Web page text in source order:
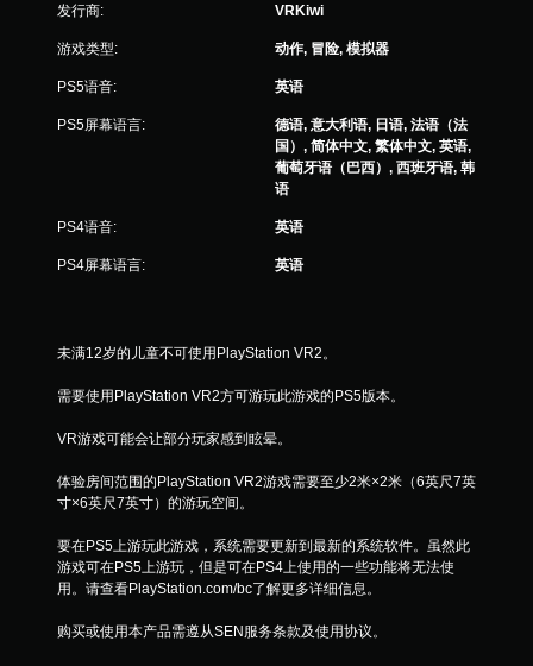
发行商: VRKiwi
游戏类型: 动作, 冒险, 模拟器
PS5语音: 英语
PS5屏幕语言:
德语, 意大利语, 日语, 法语（法
国）, 简体中文, 繁体中文, 英语,
葡萄牙语（巴西）, 西班牙语, 韩
语
PS4语音: 英语
PS4屏幕语言: 英语
未满12岁的儿童不可使用PlayStation VR2。
需要使用PlayStation VR2方可游玩此游戏的PS5版本。
VR游戏可能会让部分玩家感到眩晕。
体验房间范围的PlayStation VR2游戏需要至少2米×2米（6英尺7英
寸×6英尺7英寸）的游玩空间。
要在PS5上游玩此游戏，系统需要更新到最新的系统软件。虽然此
游戏可在PS5上游玩，但是可在PS4上使用的一些功能将无法使
用。请查看PlayStation.com/bc了解更多详细信息。
购买或使用本产品需遵从SEN服务条款及使用协议。